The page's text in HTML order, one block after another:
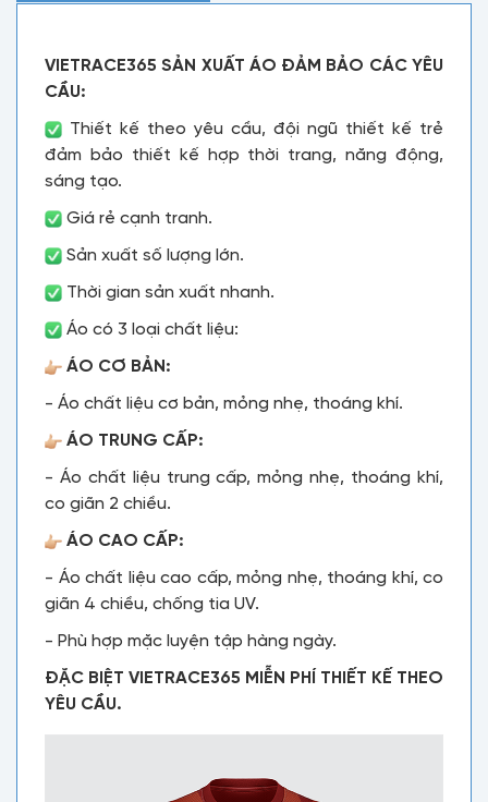
VIETRACE365 SẢN XUẤT ÁO ĐẢM BẢO CÁC YÊU
CẦU:
Thiết kế theo yêu cầu, đội ngũ thiết kế trẻ
đảm bảo thiết kế hợp thời trang, năng động,
sáng tạo.
Giá rẻ cạnh tranh.
Sản xuất số lượng lớn.
Thời gian sản xuất nhanh.
Áo có 3 loại chất liệu:
ÁO CƠ BẢN:
- Áo chất liệu cơ bản, mỏng nhẹ, thoáng khí.
ÁO TRUNG CẤP:
- Áo chất liệu trung cấp, mỏng nhẹ, thoáng khí,
co giãn 2 chiều.
ÁO CAO CẤP:
- Áo chất liệu cao cấp, mỏng nhẹ, thoáng khí, co
giãn 4 chiều, chống tia UV.
- Phù hợp mặc luyện tập hàng ngày.
ĐẶC BIỆT VIETRACE365 MIỄN PHÍ THIẾT KẾ THEO
YÊU CẦU.